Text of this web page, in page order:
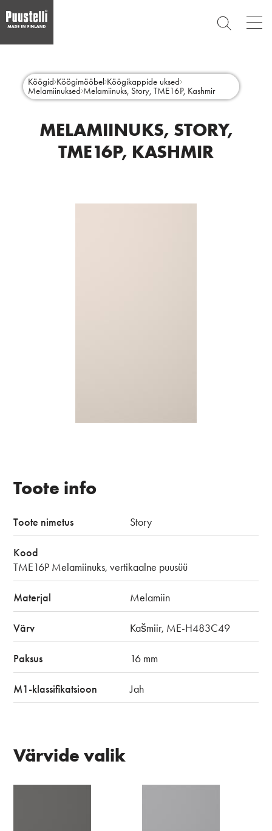
content
SEARCH
menu
et
Köögid Köögimööbel Köögikappide uksed
Melamiinuksed Melamiinuks, Story, TME16P, Kashmir
MELAMIINUKS, STORY,
TME16P, KASHMIR
Toote info
Toote nimetus Story
Kood
TME16P Melamiinuks, vertikaalne puusüü
Materjal Melamiin
Värv Kašmiir, ME-H483C49
Paksus 16 mm
M1-klassifikatsioon Jah
Värvide valik